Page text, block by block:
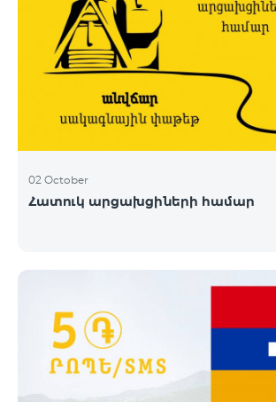
02 October
Հատուկ արցախցիների համար